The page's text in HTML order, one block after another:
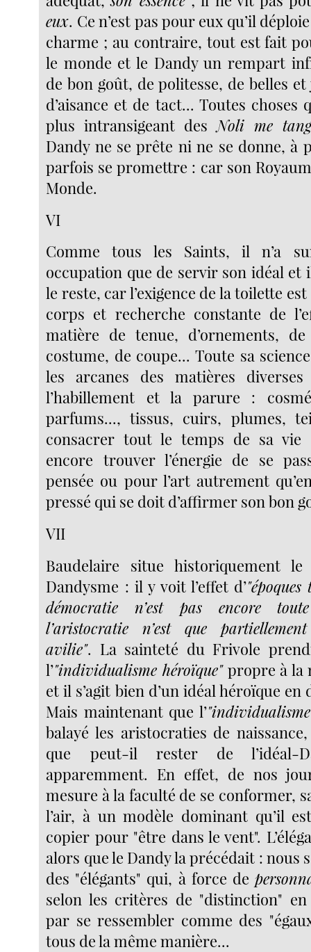
eux. Ce n’est pas pour eux qu’il
charme ; au contraire, tout est fait
le monde et le Dandy un rempart
de bon goût, de politesse, de belles
d’aisance et de tact... Toutes choses
plus intransigeant desNoli me
Dandy ne se prête ni ne se donne, à
parfois se promettre : car son
Monde.
VI
Comme tous les Saints, il n’a
occupation que de servir son idéal
le reste, car l’exigence de la toilette
corps et recherche constante de
matière de tenue, d’ornements,
costume, de coupe... Toute sa
les arcanes des matières
l’habillement et la parure :
parfums..., tissus, cuirs, plumes,
consacrer tout le temps de sa
encore trouver l’énergie de se
pensée ou pour l’art autrement
pressé qui se doit d’affirmer son bon
VII
Baudelaire situe historiquement le
Dandysme : il y voit l’effet d’
démocratie n’est pas encore
l’aristocratie n’est que
avilie". La sainteté du Frivole
l’"individualisme héroïque"propre à la
et il s’agit bien d’un idéal héroïque en
Mais maintenant que l’
balayé les aristocraties de
que peut-il rester de l’idéal-
apparemment. En effet, de nos
mesure à la faculté de se conformer,
l’air, à un modèle dominant qu’il
copier pour "être dans le vent".
alors que le Dandy la précédait : nous
des "élégants" qui, à force de
selon les critères de "distinction"
par se ressembler comme des
tous de la même manière...